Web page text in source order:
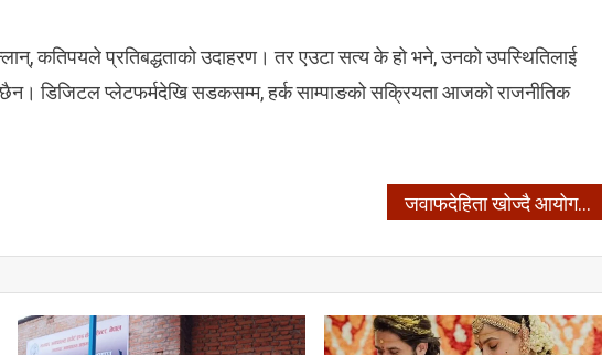
कतिपयले प्रतिबद्धताको उदाहरण। तर एउटा सत्य के हो भने, उनको उपस्थितिलाई
छैन। डिजिटल प्लेटफर्मदेखि सडकसम्म, हर्क साम्पाङको सक्रियता आजको राजनीतिक
जवाफदेहिता खोज्दै आयोगको ढोका –